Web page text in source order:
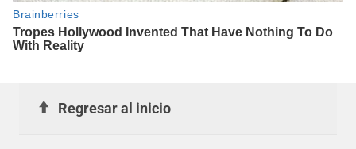
Regresar al inicio